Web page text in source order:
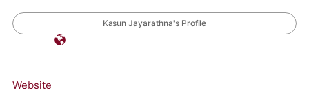
Kasun Jayarathna's Profile
Website